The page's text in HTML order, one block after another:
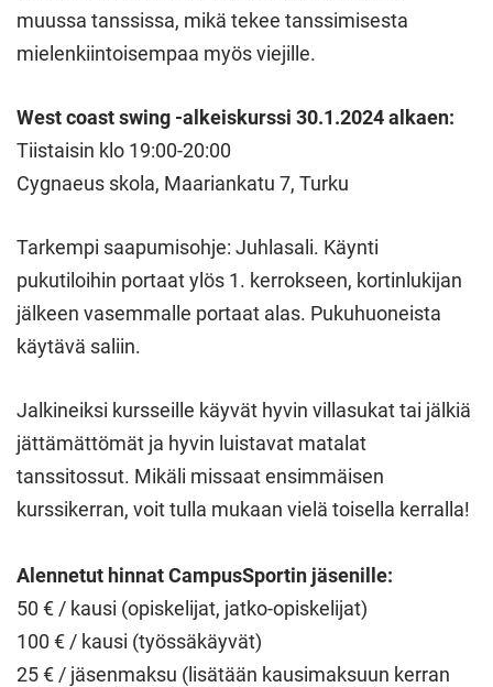
muussa tanssissa, mikä tekee tanssimisesta
mielenkiintoisempaa myös viejille.
West coast swing -alkeiskurssi 30.1.2024 alkaen:
Tiistaisin klo 19:00-20:00
Cygnaeus skola, Maariankatu 7, Turku
Tarkempi saapumisohje: Juhlasali. Käynti
pukutiloihin portaat ylös 1. kerrokseen, kortinlukijan
jälkeen vasemmalle portaat alas. Pukuhuoneista
käytävä saliin.
Jalkineiksi kursseille käyvät hyvin villasukat tai jälkiä
jättämättömät ja hyvin luistavat matalat
tanssitossut. Mikäli missaat ensimmäisen
kurssikerran, voit tulla mukaan vielä toisella kerralla!
Alennetut hinnat CampusSportin jäsenille:
50 € / kausi (opiskelijat, jatko-opiskelijat)
100 € / kausi (työssäkäyvät)
25 € / jäsenmaksu (lisätään kausimaksuun kerran